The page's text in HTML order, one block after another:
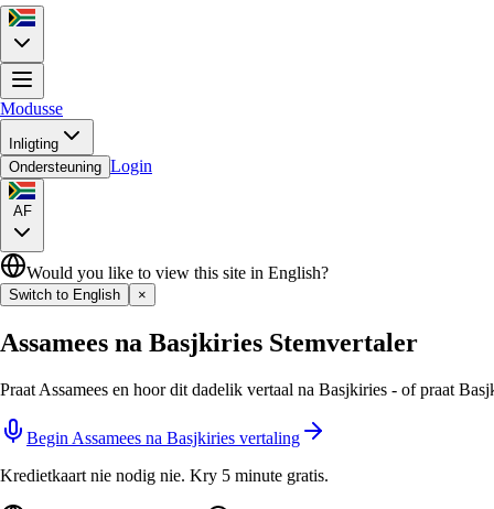
Modusse
Inligting
Ondersteuning Login
AF
Would you like to view this site in English?
Switch to English ×
Assamees na Basjkiries Stemvertaler
Praat Assamees en hoor dit dadelik vertaal na Basjkiries - of praat
Begin Assamees na Basjkiries vertaling
Kredietkaart nie nodig nie. Kry 5 minute gratis.